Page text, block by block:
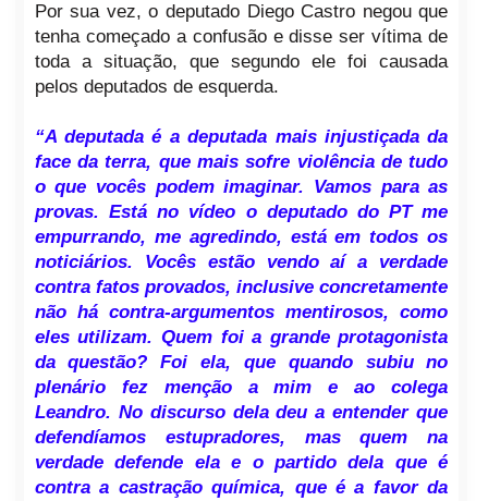
Por sua vez, o deputado Diego Castro negou que
tenha começado a confusão e disse ser vítima de
toda a situação, que segundo ele foi causada
pelos deputados de esquerda.
“A deputada é a deputada mais injustiçada da
face da terra, que mais sofre violência de tudo
o que vocês podem imaginar. Vamos para as
provas. Está no vídeo o deputado do PT me
empurrando, me agredindo, está em todos os
noticiários. Vocês estão vendo aí a verdade
contra fatos provados, inclusive concretamente
não há contra-argumentos mentirosos, como
eles utilizam. Quem foi a grande protagonista
da questão? Foi ela, que quando subiu no
plenário fez menção a mim e ao colega
Leandro. No discurso dela deu a entender que
defendíamos estupradores, mas quem na
verdade defende ela e o partido dela que é
contra a castração química, que é a favor da